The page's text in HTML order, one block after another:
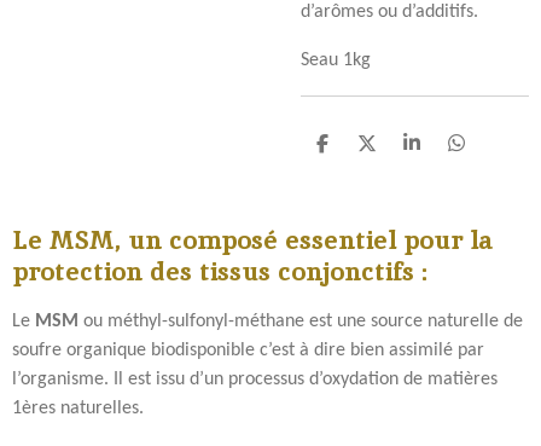
d’arômes ou d’additifs.
Seau 1kg
P
a
g
e
P
a
g
e
P
a
g
e
P
a
g
Le MSM, un composé essentiel pour la
protection des tissus conjonctifs :
Le MSM ou méthyl-sulfonyl-méthane est une source naturelle de
soufre organique biodisponible c’est à dire bien assimilé par
l’organisme. Il est issu d’un processus d’oxydation de matières
1ères naturelles.